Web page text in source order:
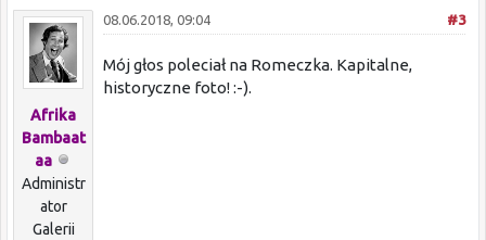
Afrika
Bambaat
aa
Administr
ator
Galerii
#3
08.06.2018, 09:04
Mój głos poleciał na Romeczka. Kapitalne,
historyczne foto! :-).